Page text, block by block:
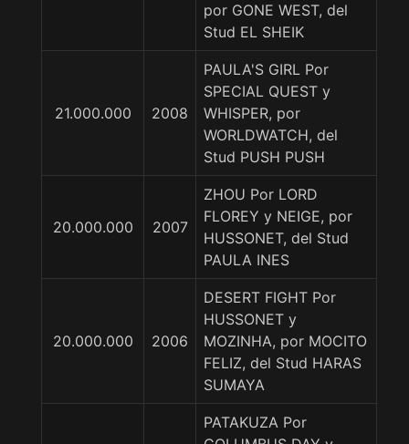
por GONE WEST, del
Stud EL SHEIK
21.000.000 2008
PAULA'S GIRL Por
SPECIAL QUEST y
WHISPER, por
WORLDWATCH, del
Stud PUSH PUSH
20.000.000 2007
ZHOU Por LORD
FLOREY y NEIGE, por
HUSSONET, del Stud
PAULA INES
20.000.000 2006
DESERT FIGHT Por
HUSSONET y
MOZINHA, por MOCITO
FELIZ, del Stud HARAS
SUMAYA
PATAKUZA Por